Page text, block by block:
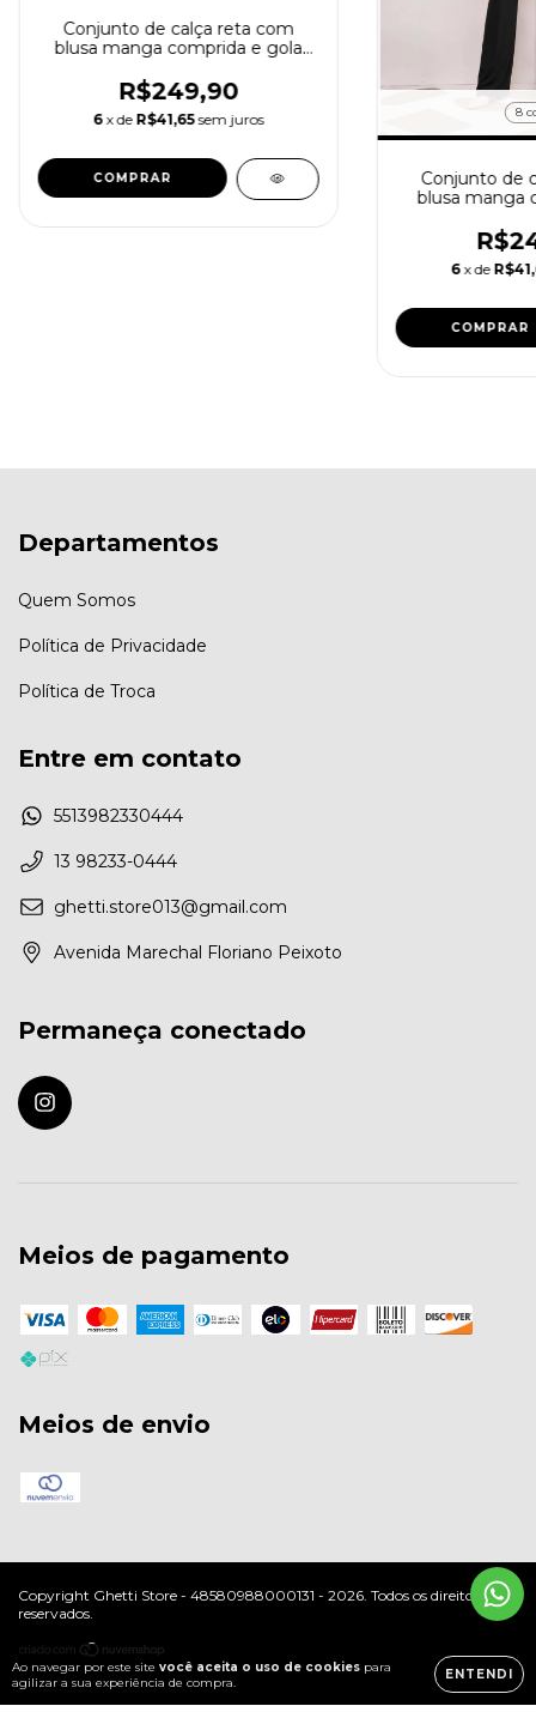
Ao navegar por este site você aceita o uso de cookies para
agilizar a sua experiência de compra.
ENTENDI
Conjunto de calça reta com
blusa manga comprida e gola
R$249,90
6 x de R$41,65 sem juros
COMPRAR
8
Conjunto de
blusa manga
6 x de
COMPRAR
Departamentos
Quem Somos
Política de Privacidade
Política de Troca
Entre em contato
5513982330444
13 98233-0444
ghetti.store013@gmail.com
Avenida Marechal Floriano Peixoto
Permaneça conectado
Meios de pagamento
Meios de envio
Copyright Ghetti Store - 48580988000131 - 2026. Todos os direitos
reservados.